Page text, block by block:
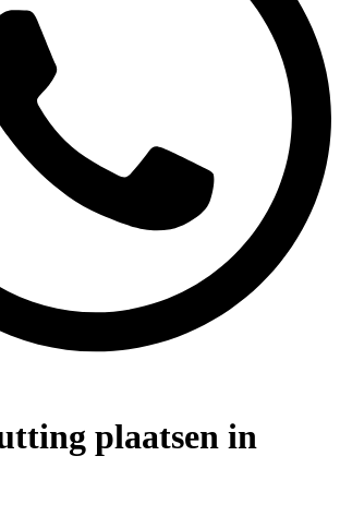
plaatsen in